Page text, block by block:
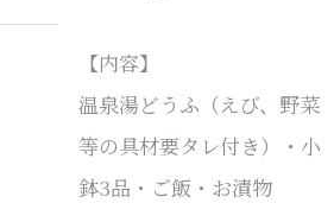
【内容】
温泉湯どうふ（えび、野菜
等の具材要タレ付き）・小
鉢3品・ご飯・お漬物